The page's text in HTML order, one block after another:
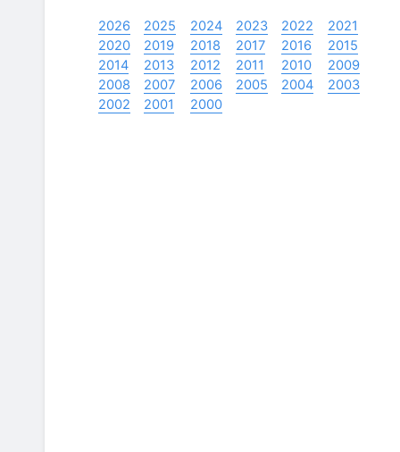
2026 2025 2024 2023 2022
2021
2020
2019 2018 2017 2016
2015
2014
2013 2012 2011 2010
2009
2008
2007 2006 2005 2004
2003
2002
2001 2000